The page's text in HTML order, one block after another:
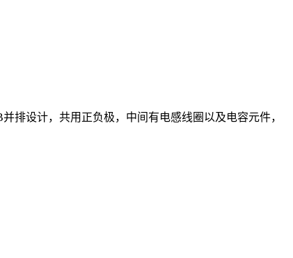
排设计，共用正负极，中间有电感线圈以及电容元件，